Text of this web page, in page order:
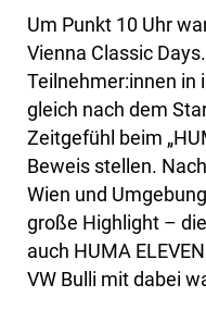
Um Punkt 10 Uhr
Vienna Classic
Teilnehmer:innen in
gleich nach dem
Zeitgefühl beim
Beweis stellen.
Wien und
große Highlight –
auch HUMA
VW Bulli mit dabei